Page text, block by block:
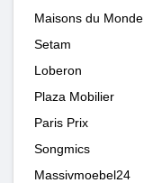
Maisons du Monde
Setam
Loberon
Plaza Mobilier
Paris Prix
Songmics
Massivmoebel24